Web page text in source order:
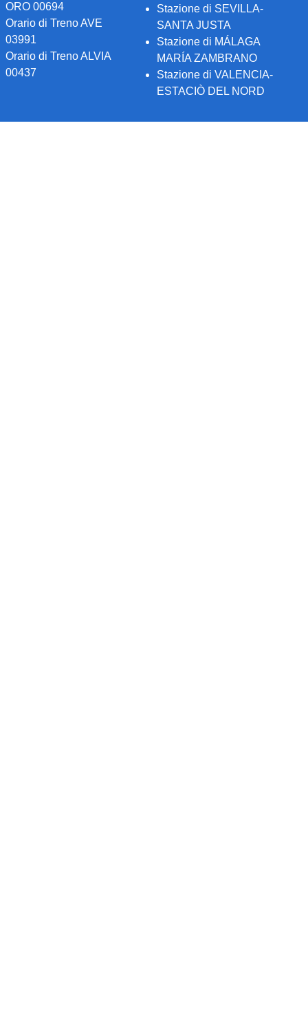
ORO 00694
Orario di Treno AVE
03991
Orario di Treno ALVIA
00437
Stazione di SEVILLA-
SANTA JUSTA
Stazione di MÁLAGA
MARÍA ZAMBRANO
Stazione di VALENCIA-
ESTACIÒ DEL NORD